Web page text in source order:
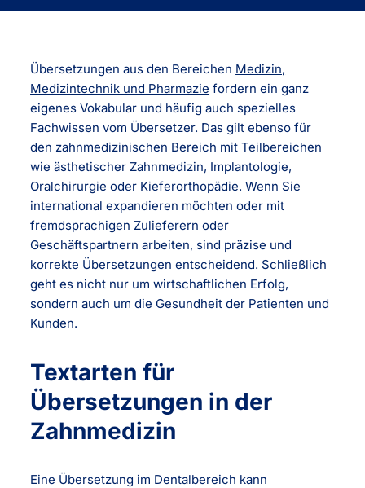
Übersetzungen aus den Bereichen Medizin,
Medizintechnik und Pharmazie fordern ein ganz
eigenes Vokabular und häufig auch spezielles
Fachwissen vom Übersetzer. Das gilt ebenso für
den zahnmedizinischen Bereich mit Teilbereichen
wie ästhetischer Zahnmedizin, Implantologie,
Oralchirurgie oder Kieferorthopädie. Wenn Sie
international expandieren möchten oder mit
fremdsprachigen Zulieferern oder
Geschäftspartnern arbeiten, sind präzise und
korrekte Übersetzungen entscheidend. Schließlich
geht es nicht nur um wirtschaftlichen Erfolg,
sondern auch um die Gesundheit der Patienten und
Kunden.
Textarten für
Übersetzungen in der
Zahnmedizin
Eine Übersetzung im Dentalbereich kann